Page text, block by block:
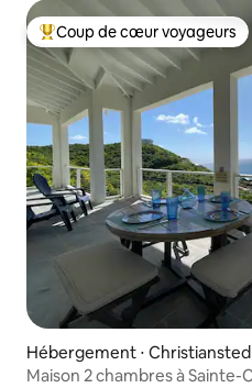
Coups de cœur voyageurs les
Coup de cœur voyageurs
Hébergement ⋅ Christiansted
Maison 2 chambres à